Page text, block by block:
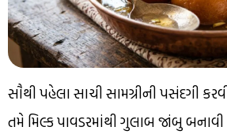
સૌથી પહેલા સાચી સામગ્રીની પસંદગી
તમે મિલ્ક પાવડરમાંથી ગુલાબ જાંબુ બનાવી